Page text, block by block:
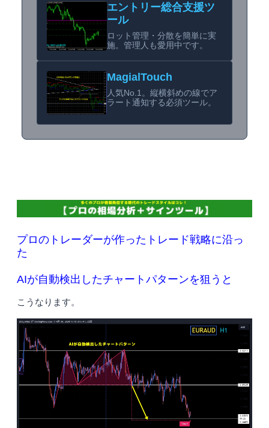
エントリー総合支援ツ
ール
ロット管理・分散を簡単に実
施。管理人も愛用中です。
MagialTouch
人気No.1。縦横斜めの線でア
ラート通知する必須ツール。
プロのトレーダーが作ったトレード戦略に沿っ
た
AIが自動検出したチャートパターンを狙うと
こうなります。